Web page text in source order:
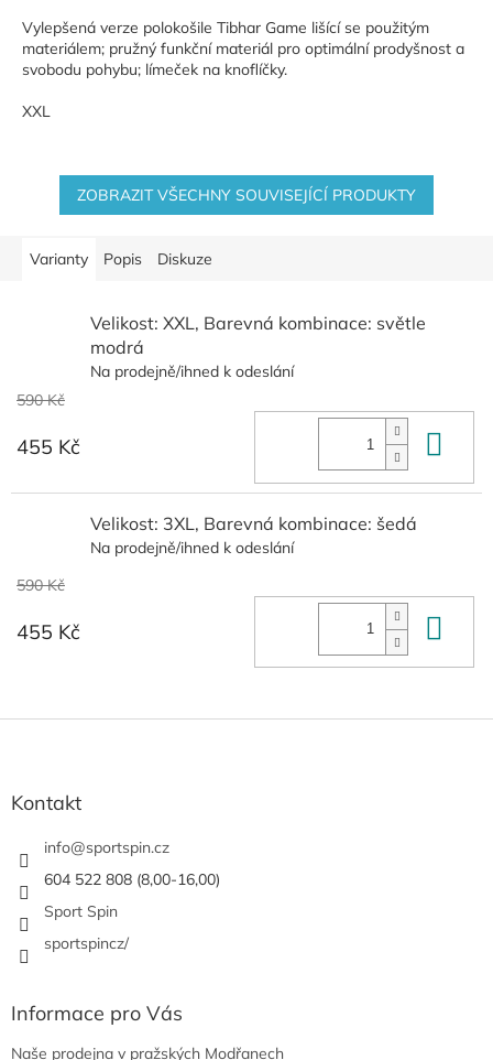
Vylepšená verze polokošile Tibhar Game lišící se použitým
materiálem; pružný funkční materiál pro optimální prodyšnost a
svobodu pohybu; límeček na knoflíčky.
XXL
ZOBRAZIT VŠECHNY SOUVISEJÍCÍ PRODUKTY
Varianty Popis Diskuze
Velikost: XXL, Barevná kombinace: světle
modrá
Na prodejně/ihned k odeslání
590 Kč
455 Kč
Velikost: 3XL, Barevná kombinace: šedá
Na prodejně/ihned k odeslání
590 Kč
455 Kč
Z
Kontakt
info@sportspin.cz
604 522 808 (8,00-16,00)
Sport Spin
sportspincz/
Informace pro Vás
Naše prodejna v pražských Modřanech